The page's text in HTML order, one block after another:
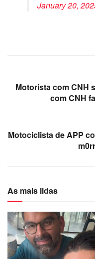
January 20,
Motorista com CNH
com CNH
Motociclista de APP
As mais lidas